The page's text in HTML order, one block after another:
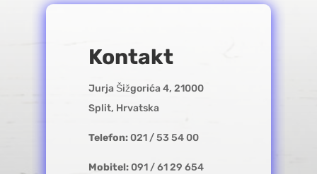
Kontakt
Jurja Šižgorića 4, 21000
Split, Hrvatska
Telefon:021 / 53 54 00
Mobitel:091 / 61 29 654